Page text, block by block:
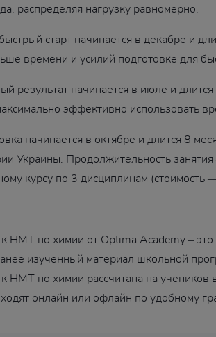
распределяя нагрузку равномерно.
старт начинается в декабре и
времени и усилий подготовке для
результат начинается в июле и
эффективно использовать
начинается в октябре и длится 8
Украины. Продолжительность
курсу по 3 дисциплинам
НМТ по химии от Optima Academy –
изученный материал школьной
НМТ по химии рассчитана на
онлайн или офлайн по удобному